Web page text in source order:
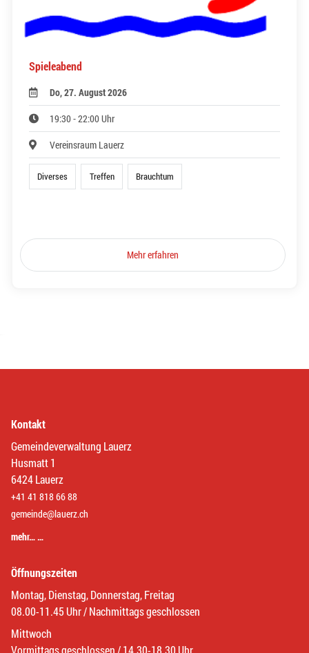
Spieleabend
Do, 27. August 2026
19:30 - 22:00 Uhr
Vereinsraum Lauerz
Diverses Treffen Brauchtum
Mehr erfahren
Kontakt
Gemeindeverwaltung Lauerz
Husmatt 1
6424 Lauerz
+41 41 818 66 88
gemeinde@lauerz.ch
mehr… …
Öffnungszeiten
Montag, Dienstag, Donnerstag, Freitag
08.00-11.45 Uhr / Nachmittags geschlossen
Mittwoch
Vormittags geschlossen / 14.30-18.30 Uhr